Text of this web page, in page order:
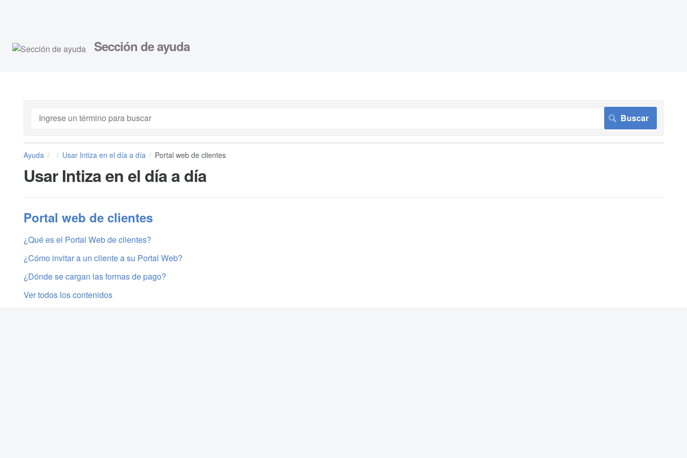
Sección de ayuda
Ayuda Usar Intiza en el día a día Portal web de clientes
Usar Intiza en el día a día
Portal web de clientes
¿Qué es el Portal Web de clientes?
¿Cómo invitar a un cliente a su Portal Web?
¿Dónde se cargan las formas de pago?
Ver todos los contenidos